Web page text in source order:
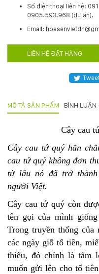
Nguyễn
-
Đà
nẵng
132
Võ
Chí
-
Hòa
Quý
TP.
Đà
Nẵng
​Số điện thoại liên hệ:
0905.593.968 (dự án).
Email:
LIÊN HỆ ĐẶT HÀNG
MÔ TẢ SẢN PHẨM BÌNH
Cây cau
Cây cau tứ quý hẳn
cau tứ quý không đơn
từ lâu nó đã trở thành
người Việt.
Cây cau tứ quý còn
tên gọi của mình
Trong truyền thống
các ngày giỗ tổ tiên,
thiếu, đó chính là tấm
muốn gửi lên cho tổ